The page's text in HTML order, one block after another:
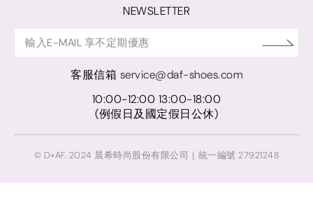
NEWSLETTER
客服信箱 service@daf-shoes.com
10:00-12:00 13:00-18:00
(例假日及國定假日公休)
© D+AF. 2024 晨希時尚股份有限公司｜統一編號 27921248